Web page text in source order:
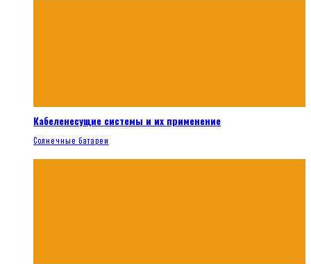
Кабеленесущие системы и их применение
Солнечные батареи